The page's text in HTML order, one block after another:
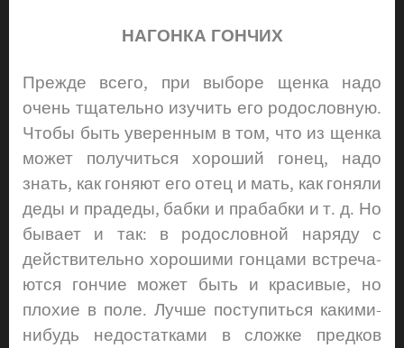
НАГОНКА ГОНЧИХ
Прежде всего, при выборе щенка надо
очень тщательно изучить его родословную.
Чтобы быть уверенным в том, что из щенка
может получиться хороший гонец, надо
знать, как гоняют его отец и мать, как гоняли
деды и прадеды, бабки и прабабки и т. д. Но
бывает и так: в родословной наряду с
действительно хорошими гонцами встреча­
ются гончие может быть и красивые, но
плохие в поле. Лучше поступиться какими-
нибудь недостатками в сложке предков